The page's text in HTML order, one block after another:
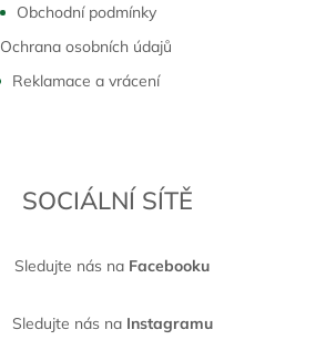
Obchodní podmínky
Ochrana osobních údajů
Reklamace a vrácení
SOCIÁLNÍ SÍTĚ
Sledujte nás na Facebooku
Sledujte nás na Instagramu